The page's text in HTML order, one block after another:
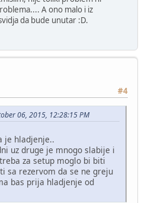
A ono malo i iz
da bude unutar :D.
#4
06, 2015, 12:28:15 PM
je hladjenje..
uz druge je mnogo slabije i
za setup moglo bi biti
sa rezervom da se ne greju
bas prija hladjenje od